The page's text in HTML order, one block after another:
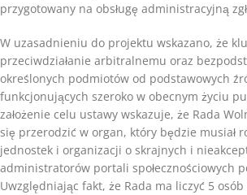
przygotowany na obsługę administracyjną
W uzasadnieniu do projektu wskazano, że
przeciwdziałanie arbitralnemu oraz
określonych podmiotów od podstawowych
funkcjonujących szeroko w obecnym życiu
założenie celu ustawy wskazuje, że Rada
się przerodzić w organ, który będzie musiał
jednostek i organizacji o skrajnych i
administratorów portali społecznościowych
Uwzględniając fakt, że Rada ma liczyć 5